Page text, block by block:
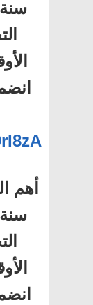
أهم